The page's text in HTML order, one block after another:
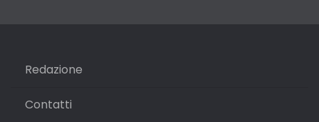
Redazione
Contatti